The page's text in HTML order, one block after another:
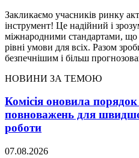
Закликаємо учасників ринку
інструмент! Це надійний і
міжнародними стандартами, що
рівні умови для всіх. Разом
безпечнішим і більш
НОВИНИ ЗА ТЕМОЮ
Комісія оновила
повноважень для
роботи
07.08.2026